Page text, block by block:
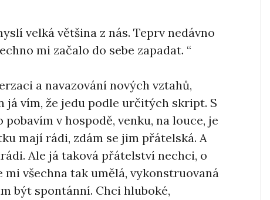
velká většina z nás. Teprv nedávno
mi začalo do sebe zapadat. “
a navazování nových vztahů,
já vím, že jedu podle určitých skript. S
v hospodě, venku, na louce, je
mají rádi, zdám se jim přátelská. A
Ale já taková přátelství nechci, o
všechna tak umělá, vykonstruovaná
být spontánní. Chci hluboké,